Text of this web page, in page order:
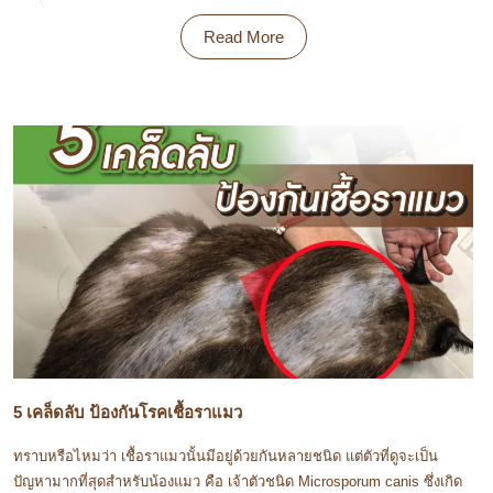
Read More
5 เคล็ดลับ ป้องกันโรคเชื้อราแมว
ทราบหรือไหมว่า เชื้อราแมวนั้นมีอยู่ด้วยกันหลายชนิด แต่ตัวที่ดูจะเป็น
ปัญหามากที่สุดสำหรับน้องแมว คือ เจ้าตัวชนิด Microsporum canis ซึ่งเกิด